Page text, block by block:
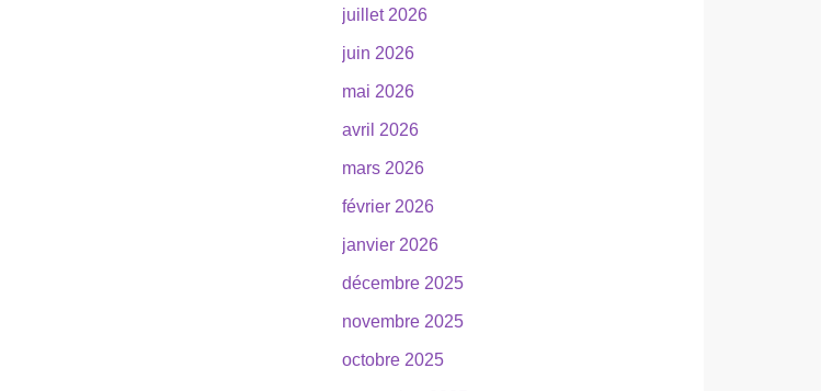
juillet 2026
juin 2026
mai 2026
avril 2026
mars 2026
février 2026
janvier 2026
décembre 2025
novembre 2025
octobre 2025